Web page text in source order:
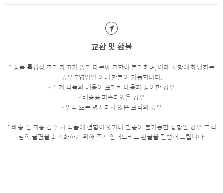
교환 및 환불
* 상품 특성상 추가 재고가 없기 때문에 교환이 불가하며, 아래 사항에 해당하는
경우 7영업일 이내 환불이 가능합니다.
- 실제 작품의 내용이 표기된 내용과 상이한 경우
- 배송중 파손되었을 경우
- 위작 또는 명시되지 않은 모작의 경우
* 배송 전 최종 검수 시 작품에 결함이 있거나 발송이 불가능한 상황일 경우, 고객
님의 불편을 최소화하기 위해 즉시 안내드리고 환불을 진행해 드립니다.